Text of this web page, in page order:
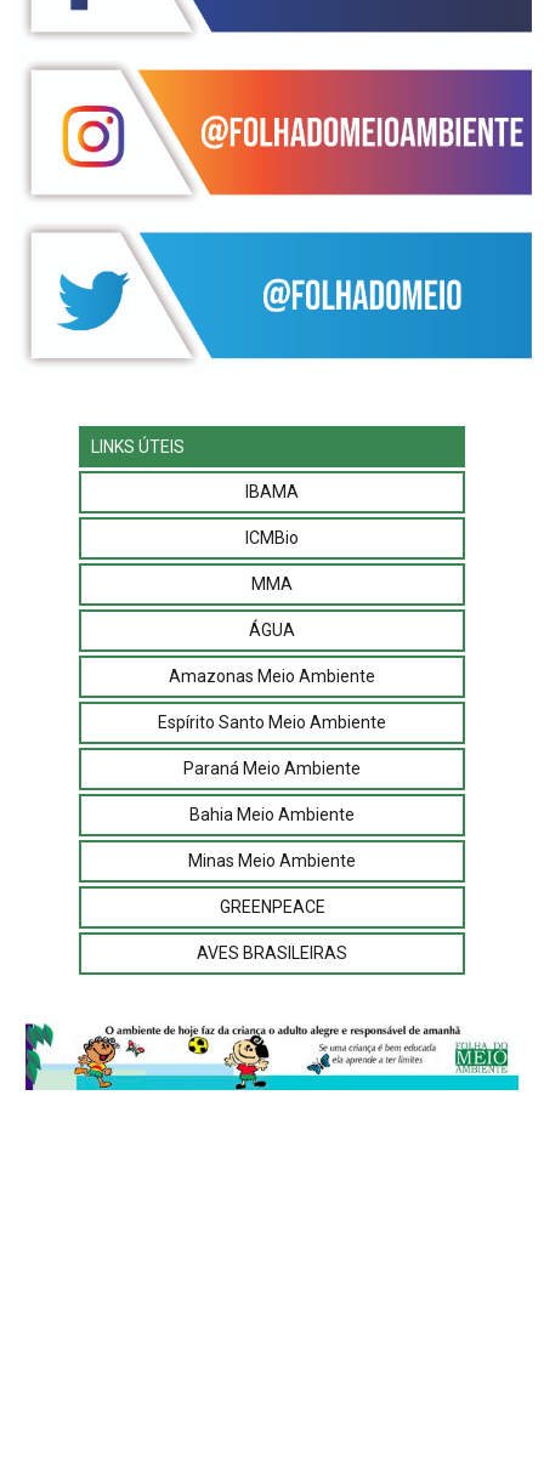
LINKS ÚTEIS
IBAMA
ICMBio
MMA
ÁGUA
Amazonas Meio Ambiente
Espírito Santo Meio Ambiente
Paraná Meio Ambiente
Bahia Meio Ambiente
Minas Meio Ambiente
GREENPEACE
AVES BRASILEIRAS